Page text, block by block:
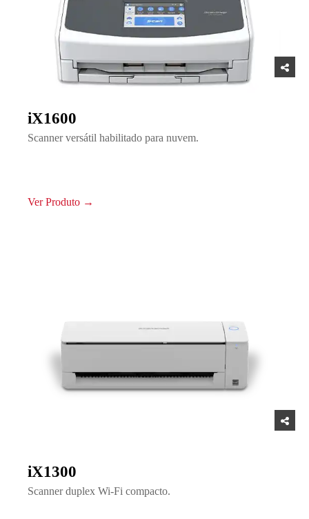
iX1600
Scanner versátil habilitado para nuvem.
Ver Produto →
iX1300
Scanner duplex Wi-Fi compacto.